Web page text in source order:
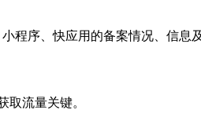
程序、快应用的备案情况、信息
取流量关键。